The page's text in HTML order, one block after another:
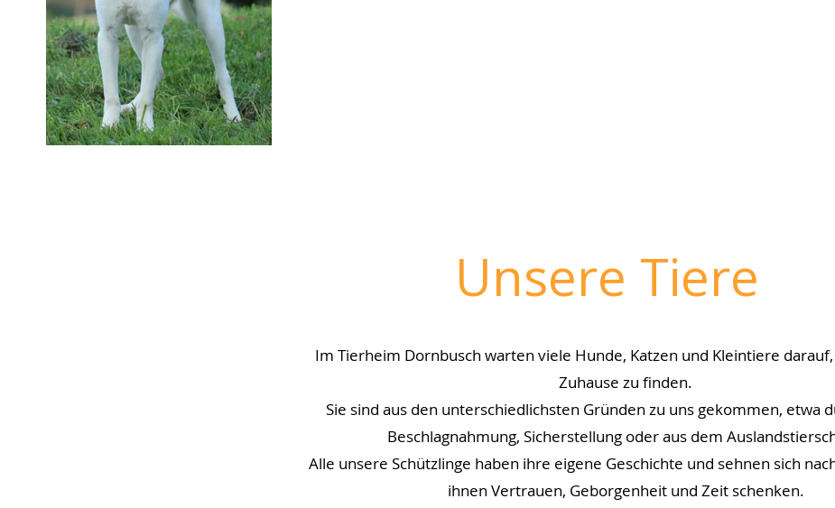
Unsere Tiere
Im Tierheim Dornbusch warten viele Hunde, Katzen und Kleintiere
Zuhause zu finden.
Sie sind aus den unterschiedlichsten Gründen zu uns gekommen, etwa
Beschlagnahmung, Sicherstellung oder aus dem
Alle unsere Schützlinge haben ihre eigene Geschichte und sehnen sich
ihnen Vertrauen, Geborgenheit und Zeit schenken.